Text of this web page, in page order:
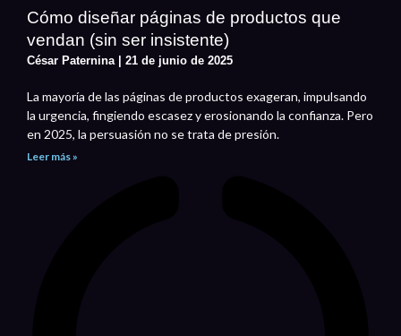
Cómo diseñar páginas de productos que
vendan (sin ser insistente)
César Paternina 21 de junio de 2025
La mayoría de las páginas de productos exageran, impulsando
la urgencia, fingiendo escasez y erosionando la confianza. Pero
en 2025, la persuasión no se trata de presión.
Leer más »